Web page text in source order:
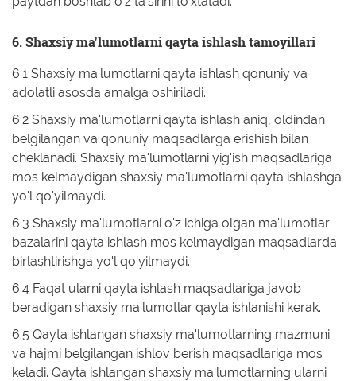
6. Shaxsiy ma'lumotlarni qayta ishlash tamoyillari
6.1 Shaxsiy ma'lumotlarni qayta ishlash qonuniy va
adolatli asosda amalga oshiriladi.
6.2 Shaxsiy ma'lumotlarni qayta ishlash aniq, oldindan
belgilangan va qonuniy maqsadlarga erishish bilan
cheklanadi. Shaxsiy ma'lumotlarni yig'ish maqsadlariga
mos kelmaydigan shaxsiy ma'lumotlarni qayta ishlashga
yo'l qo'yilmaydi.
6.3 Shaxsiy ma'lumotlarni o'z ichiga olgan ma'lumotlar
bazalarini qayta ishlash mos kelmaydigan maqsadlarda
birlashtirishga yo'l qo'yilmaydi.
6.4 Faqat ularni qayta ishlash maqsadlariga javob
beradigan shaxsiy ma'lumotlar qayta ishlanishi kerak.
6.5 Qayta ishlangan shaxsiy ma'lumotlarning mazmuni
va hajmi belgilangan ishlov berish maqsadlariga mos
keladi. Qayta ishlangan shaxsiy ma'lumotlarning ularni